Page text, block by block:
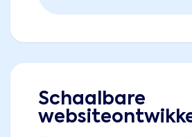
Schaalbare